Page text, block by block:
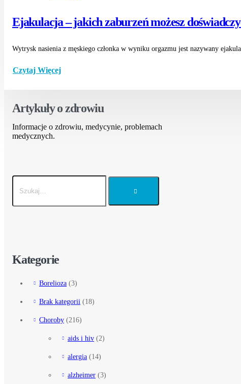
Ejakulacja – jakich zaburzeń możesz
Wytrysk nasienia z męskiego członka w wyniku orgazmu jest nazywany
Czytaj Więcej
Artykuły o zdrowiu
Informacje o zdrowiu, medycynie, problemach
medycznych.
Kategorie
Borelioza (3)
Brak kategorii (18)
Choroby (216)
aids i hiv (2)
alergia (14)
alzheimer (3)